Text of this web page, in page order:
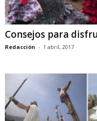
Consejos para
Redacción - 1 abril, 2017